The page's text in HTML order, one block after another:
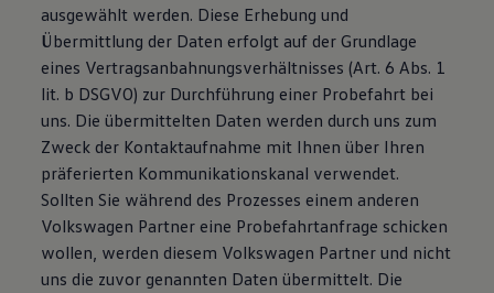
ausgewählt werden. Diese Erhebung und
Übermittlung der Daten erfolgt auf der Grundlage
eines Vertragsanbahnungsverhältnisses (Art. 6 Abs. 1
lit. b DSGVO) zur Durchführung einer Probefahrt bei
uns. Die übermittelten Daten werden durch uns zum
Zweck der Kontaktaufnahme mit Ihnen über Ihren
präferierten Kommunikationskanal verwendet.
Sollten Sie während des Prozesses einem anderen
Volkswagen Partner eine Probefahrtanfrage schicken
wollen, werden diesem Volkswagen Partner und nicht
uns die zuvor genannten Daten übermittelt. Die